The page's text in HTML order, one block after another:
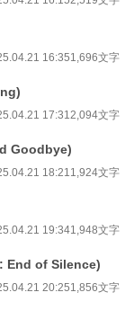
16:351,696文字
17:312,094文字
Goodbye)
18:211,924文字
19:341,948文字
End of Silence)
20:251,856文字